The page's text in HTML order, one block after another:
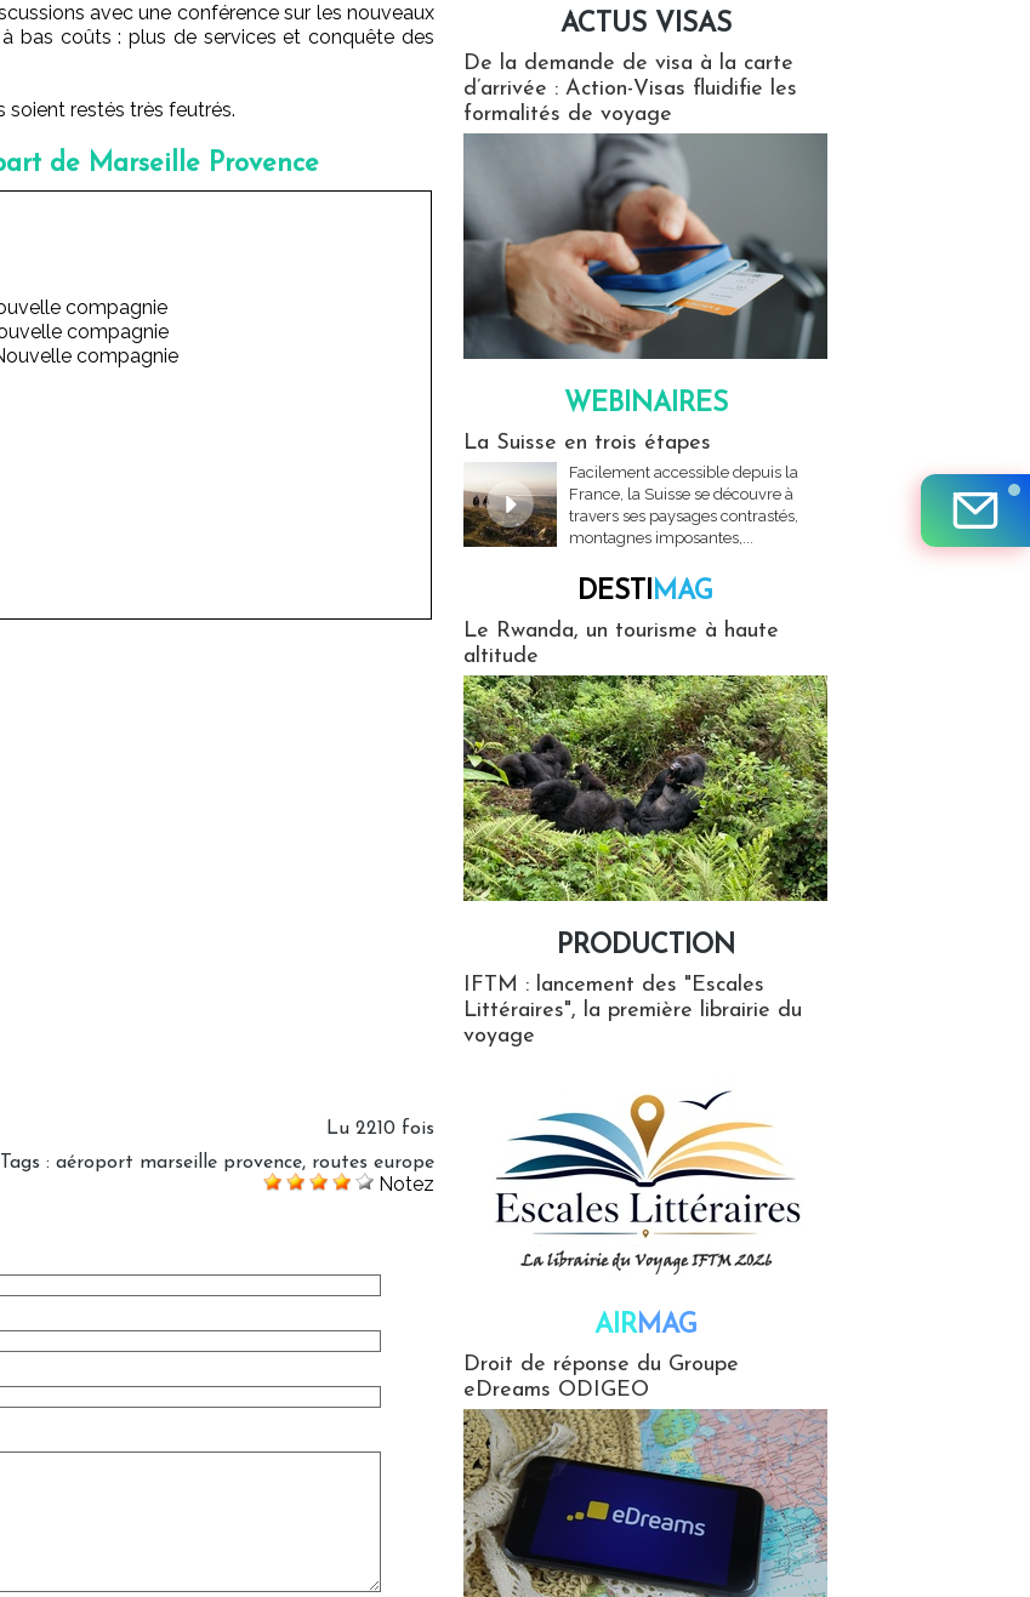
avec une conférence sur les nouveaux
bas coûts : plus de services et conquête des
restés très feutrés.
de Marseille Provence
compagnie
compagnie
compagnie
Lu 2210 fois
Tags : aéroport marseille provence, routes europe
Notez
ACTUS VISAS
De la demande de visa à la carte
d’arrivée : Action-Visas fluidifie les
formalités de voyage
WEBINAIRES
La Suisse en trois étapes
Facilement accessible depuis la
France, la Suisse se découvre à
travers ses paysages contrastés,
montagnes imposantes,...
DESTIMAG
Le Rwanda, un tourisme à haute
altitude
PRODUCTION
IFTM : lancement des "Escales
Littéraires", la première librairie du
voyage
AIRMAG
Droit de réponse du Groupe
eDreams ODIGEO